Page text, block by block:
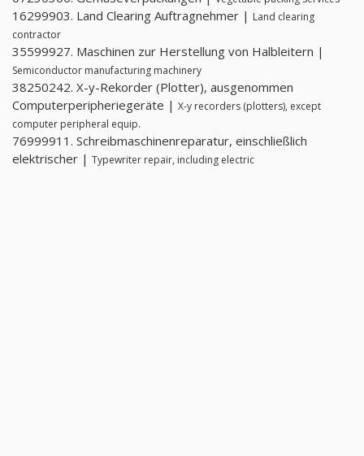
16299903. Land Clearing Auftragnehmer | Land clearing
contractor
35599927. Maschinen zur Herstellung von Halbleitern |
Semiconductor manufacturing machinery
38250242. X-y-Rekorder (Plotter), ausgenommen
Computerperipheriegeräte | X-y recorders (plotters), except
computer peripheral equip.
76999911. Schreibmaschinenreparatur, einschließlich
elektrischer | Typewriter repair, including electric